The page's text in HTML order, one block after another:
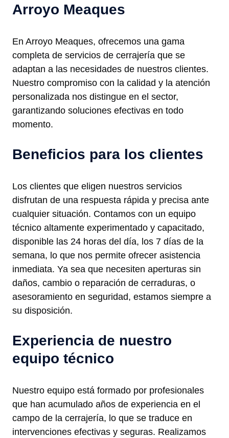
Arroyo Meaques
En Arroyo Meaques, ofrecemos una gama
completa de servicios de cerrajería que se
adaptan a las necesidades de nuestros clientes.
Nuestro compromiso con la calidad y la atención
personalizada nos distingue en el sector,
garantizando soluciones efectivas en todo
momento.
Beneficios para los clientes
Los clientes que eligen nuestros servicios
disfrutan de una respuesta rápida y precisa ante
cualquier situación. Contamos con un equipo
técnico altamente experimentado y capacitado,
disponible las 24 horas del día, los 7 días de la
semana, lo que nos permite ofrecer asistencia
inmediata. Ya sea que necesiten aperturas sin
daños, cambio o reparación de cerraduras, o
asesoramiento en seguridad, estamos siempre a
su disposición.
Experiencia de nuestro
equipo técnico
Nuestro equipo está formado por profesionales
que han acumulado años de experiencia en el
campo de la cerrajería, lo que se traduce en
intervenciones efectivas y seguras. Realizamos